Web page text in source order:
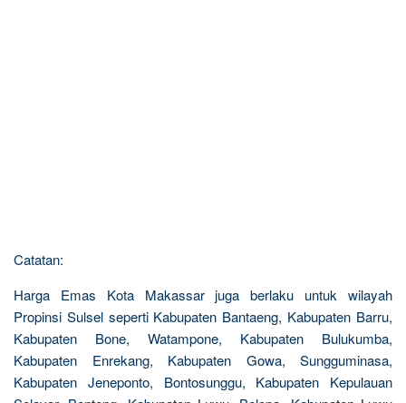
Catatan:
Harga Emas Kota Makassar juga berlaku untuk wilayah
Propinsi Sulsel seperti Kabupaten Bantaeng, Kabupaten Barru,
Kabupaten Bone, Watampone, Kabupaten Bulukumba,
Kabupaten Enrekang, Kabupaten Gowa, Sungguminasa,
Kabupaten Jeneponto, Bontosunggu, Kabupaten Kepulauan